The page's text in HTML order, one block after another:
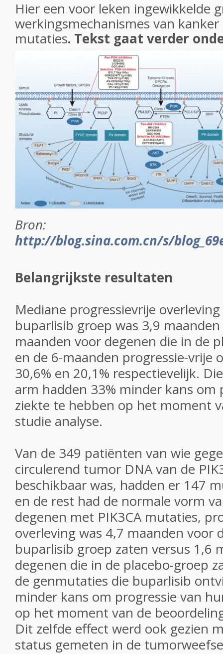
Hier een voor leken ingewikkelde
werkingsmechanismes van
mutaties. Tekst gaat verder
Bron:
http://blog.sina.com.cn/s/
Belangrijkste resultaten
Mediane progressievrije
buparlisib groep was 3,9
maanden voor degenen die in de
en de 6-maanden progressie-vrije
30,6% en 20,1% respectievelijk.
arm hadden 33% minder kans om
ziekte te hebben op het moment
studie analyse.
Van de 349 patiënten van wie
circulerend tumor DNA van de
beschikbaar was, hadden er 147
en de rest had de normale vorm
degenen met PIK3CA mutaties,
overleving was 4,7 maanden voor
buparlisib groep zaten versus 1,6
degenen die in de placebo-groep
de genmutaties die buparlisib
minder kans om progressie van
op het moment van de
Dit zelfde effect werd ook gezien
status gemeten in de